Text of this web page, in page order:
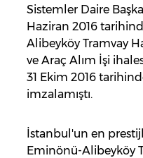
Sistemler Daire
Haziran 2016
Alibeyköy Tramvay
ve Araç Alım İşi
31 Ekim 2016
imzalamıştı.
İstanbul'un en
Eminönü-Alibeyköy